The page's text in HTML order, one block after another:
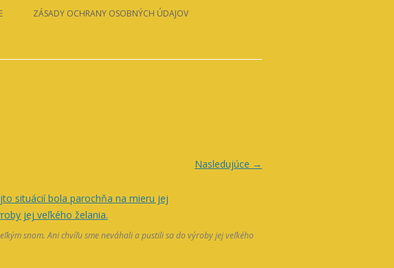
ZÁSADY OCHRANY OSOBNÝCH ÚDAJOV
Nasledujúce →
snom. Ani chvíľu sme neváhali a pustili sa do výroby jej veľkého